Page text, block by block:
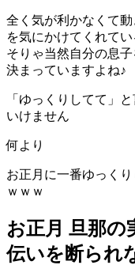
全く気が利かなくて
を気にかけてくれて
そりゃ当然自分の息
決まっていますよね♪
「ゆっくりしてて」
いけません
何より
お正月に一番ゆっく
ｗｗｗ
お正月 旦那の
伝いを断られ